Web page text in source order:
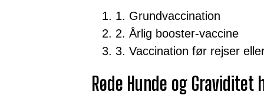
1. Grundvaccination
2. Årlig booster-vaccine
3. Vaccination før rejser
Røde Hunde og Graviditet